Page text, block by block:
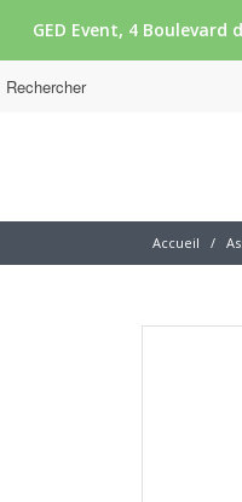
GED Event, 4 Boulevard
Accueil /